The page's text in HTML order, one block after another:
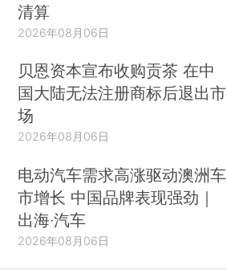
清算
2026年08月06日
贝恩资本宣布收购贡茶 在中
国大陆无法注册商标后退出市
场
2026年08月06日
电动汽车需求高涨驱动澳洲车
市增长 中国品牌表现强劲｜
出海·汽车
2026年08月06日